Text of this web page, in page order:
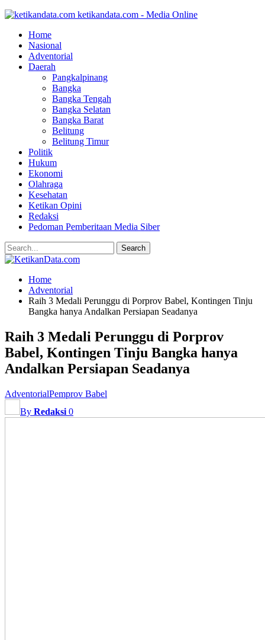
ketikandata.com - Media Online
Home
Nasional
Adventorial
Daerah
Pangkalpinang
Bangka
Bangka Tengah
Bangka Selatan
Bangka Barat
Belitung
Belitung Timur
Politik
Hukum
Ekonomi
Olahraga
Kesehatan
Ketikan Opini
Redaksi
Pedoman Pemberitaan Media Siber
Home
Adventorial
Raih 3 Medali Perunggu di Porprov Babel, Kontingen Tinju
Bangka hanya Andalkan Persiapan Seadanya
Raih 3 Medali Perunggu di Porprov
Babel, Kontingen Tinju Bangka hanya
Andalkan Persiapan Seadanya
AdventorialPemprov Babel
By Redaksi 0